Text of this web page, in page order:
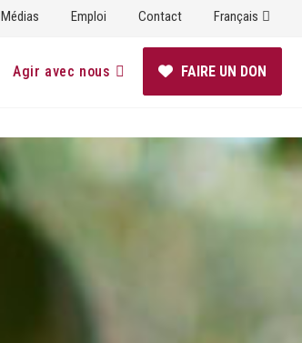
Médias Emploi Contact Français
Agir avec nous FAIRE UN DON